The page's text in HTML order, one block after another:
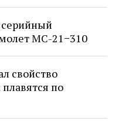
МС-21−310
свойство
по